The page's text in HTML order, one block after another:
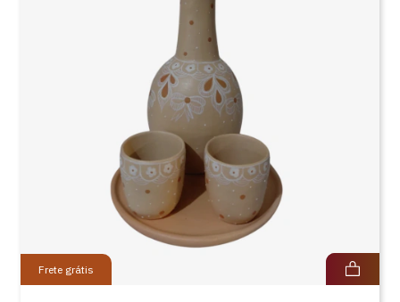
Frete grátis